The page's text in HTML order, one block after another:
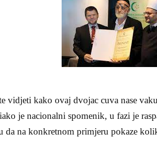
vidjeti kako ovaj dvojac cuva nase
je nacionalni spomenik, u fazi je
da na konkretnom primjeru pokaze